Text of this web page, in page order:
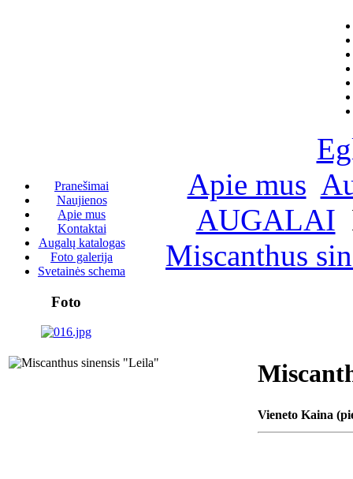
Pranešimai
Naujienos
Apie mus
Kontaktai
Augalų katalogas
Foto galerija
Svetainės schema
Foto
Apie mus
AUGALAI
Miscanthus
Vieneto Kaina